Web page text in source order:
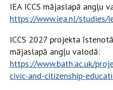
IEA ICCS mājaslapā angļu
https://www.iea.nl/studies/
ICCS 2027 projekta
mājaslapā angļu valodā:
https://www.bath.ac.uk/
civic-and-citizenship-